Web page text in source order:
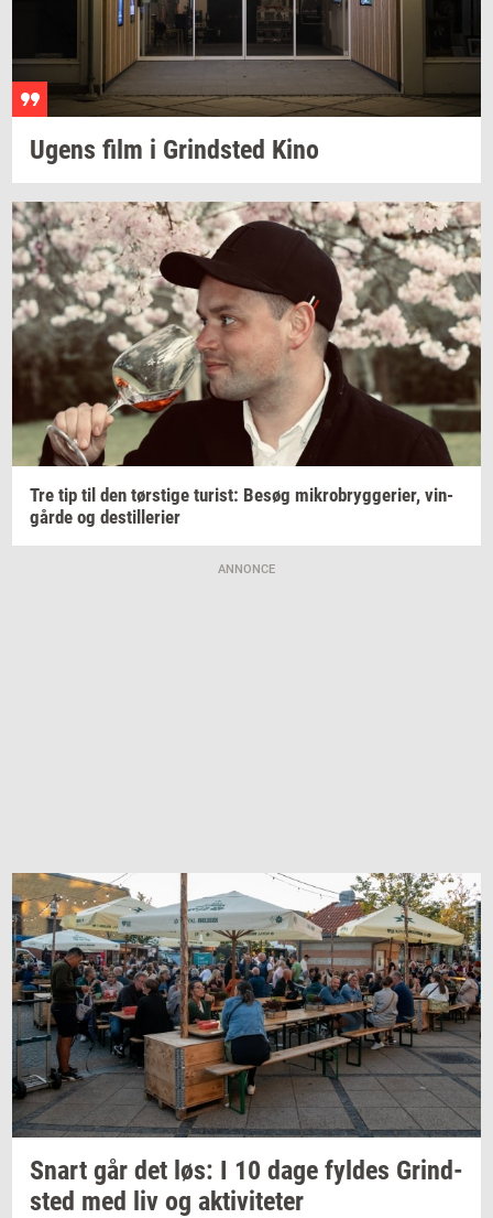
Ugens film i Grind­sted Kino
Tre tip til den tørsti­ge turist: Besøg mi­kro­bryg­ge­ri­er, vin­
går­de og destil­le­ri­er
ANNONCE
Snart går det løs: I 10 dage fyl­des Grind­
sted med liv og ak­ti­vi­te­ter